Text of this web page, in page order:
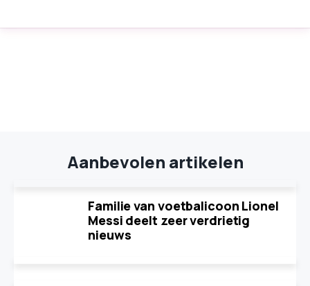
Aanbevolen artikelen
Familie van voetbalicoon Lionel
Messi deelt zeer verdrietig
nieuws